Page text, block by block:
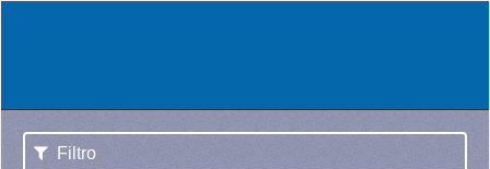
Filtro